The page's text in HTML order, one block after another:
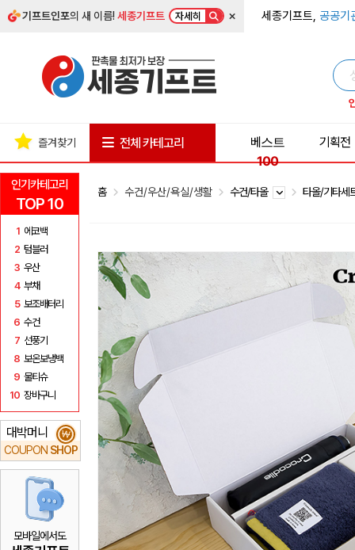
기프트인포의 새 이름!세종기프트 자세히 × 세종기프트, 공공기
인기카테고리
TOP 10
1 에코백
2 텀블러
3 우산
4 부채
5 보조배터리
6 수건
7 선풍기
8 보온보냉백
9 물티슈
10 장바구니
대박머니
COUPON SHOP
₩
모바일에서도
즐겨찾기 전체 카테고리
베스트
100
기획전
홈 수건/우산/욕실/생활 수건/타올 타올/기타